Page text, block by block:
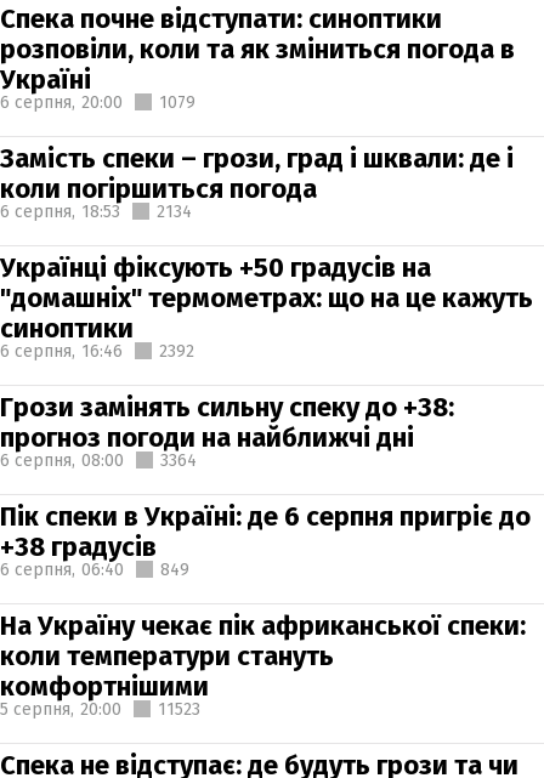
Спека почне відступати: синоптики
розповіли, коли та як зміниться погода в
Україні
6 серпня, 20:00 1079
Замість спеки – грози, град і шквали: де і
коли погіршиться погода
6 серпня, 18:53 2134
Українці фіксують +50 градусів на
"домашніх" термометрах: що на це кажуть
синоптики
6 серпня, 16:46 2392
Грози замінять сильну спеку до +38:
прогноз погоди на найближчі дні
6 серпня, 08:00 3364
Пік спеки в Україні: де 6 серпня пригріє до
+38 градусів
6 серпня, 06:40 849
На Україну чекає пік африканської спеки:
коли температури стануть
комфортнішими
5 серпня, 20:00 11523
Спека не відступає: де будуть грози та чи